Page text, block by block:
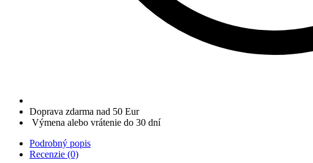
Doprava zdarma nad 50 Eur
Výmena alebo vrátenie do 30 dní
Podrobný popis
Recenzie (0)